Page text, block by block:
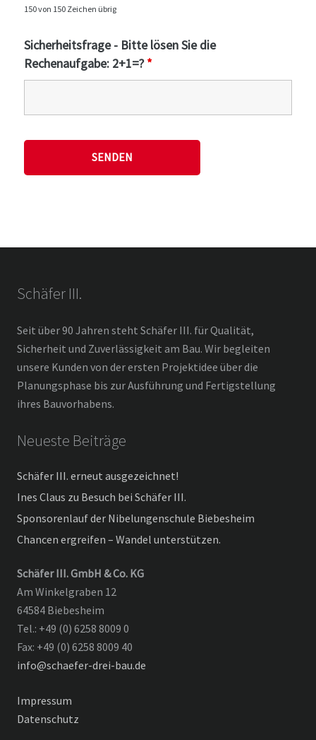
150 von 150 Zeichen übrig
Sicherheitsfrage - Bitte lösen Sie die
Rechenaufgabe: 2+1=?*
Schäfer III.
Seit über 90 Jahren steht Schäfer III. für Qualität,
Sicherheit und Zuverlässigkeit am Bau. Wir begleiten
unsere Kunden von der ersten Projektidee über die
Planungsphase bis zur Ausführung und Fertigstellung
ihres Bauvorhabens.
Neueste Beiträge
Schäfer III. erneut ausgezeichnet!
Ines Claus zu Besuch bei Schäfer III.
Sponsorenlauf der Nibelungenschule Biebesheim
Chancen ergreifen – Wandel unterstützen.
Schäfer III. GmbH & Co. KG
Am Winkelgraben 12
64584 Biebesheim
Tel.: +49 (0) 6258 8009 0
Fax: +49 (0) 6258 8009 40
info@schaefer-drei-bau.de
Impressum
Datenschutz